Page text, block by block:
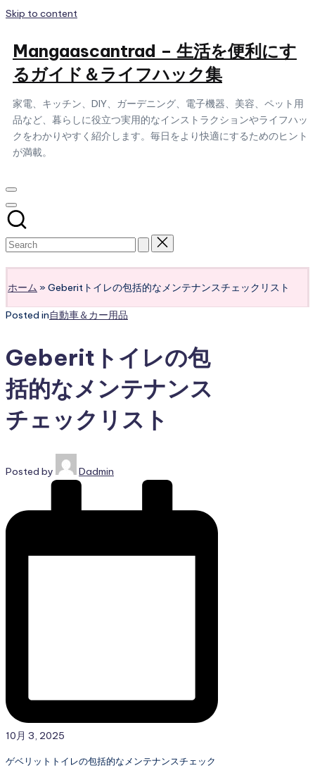
Skip to content
Mangaascantrad – 生活を便利にす
るガイド＆ライフハック集
家電、キッチン、DIY、ガーデニング、電子機器、美容、ペット用
品など、暮らしに役立つ実用的なインストラクションやライフハッ
クをわかりやすく紹介します。毎日をより快適にするためのヒント
が満載。
ホーム » Geberitトイレの包括的なメンテナンスチェックリスト
Posted in自動車＆カー用品
Geberitトイレの包
括的なメンテナンス
チェックリスト
Posted by Dadmin
10月 3, 2025
ゲベリットトイレの包括的なメンテナンスチェック